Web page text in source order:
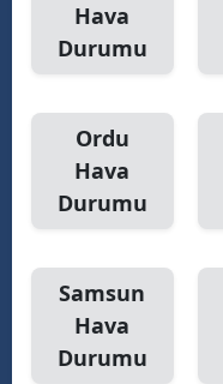
Hava
Durumu
Ordu
Hava
Durumu
Samsun
Hava
Durumu